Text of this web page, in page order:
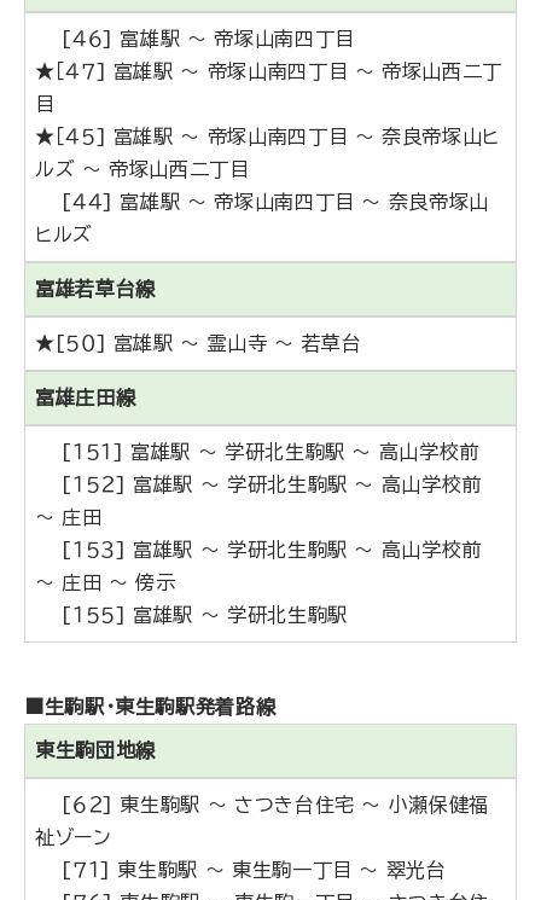
[４６] 富雄駅 ～ 帝塚山南四丁目
★［４７] 富雄駅 ～ 帝塚山南四丁目 ～ 帝塚山西二丁
目
★［４５] 富雄駅 ～ 帝塚山南四丁目 ～ 奈良帝塚山ヒ
ルズ ～ 帝塚山西二丁目
[４４] 富雄駅 ～ 帝塚山南四丁目 ～ 奈良帝塚山
ヒルズ
富雄若草台線
★[５０] 富雄駅 ～ 霊山寺 ～ 若草台
富雄庄田線
[１５１] 富雄駅 ～ 学研北生駒駅 ～ 高山学校前
[１５２] 富雄駅 ～ 学研北生駒駅 ～ 高山学校前
～ 庄田
[１５３] 富雄駅 ～ 学研北生駒駅 ～ 高山学校前
～ 庄田 ～ 傍示
[１５５] 富雄駅 ～ 学研北生駒駅
■生駒駅・東生駒駅発着路線
東生駒団地線
[６２] 東生駒駅 ～ さつき台住宅 ～ 小瀬保健福
祉ゾーン
[７１] 東生駒駅 ～ 東生駒一丁目 ～ 翠光台